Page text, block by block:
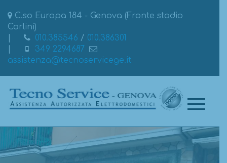
C.so Europa 184 - Genova (Fronte stadio
Carlini)
010.385546 / 010.386301
349 2294687
assistenza@tecnoservicege.it